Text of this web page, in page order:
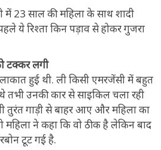
23 साल की महिला के साथ शादी
ये रिश्ता किन पड़ाव से होकर गुजरा
टक्कर लगी
हुई थी. ली किसी एमरजेंसी में बहुत
तभी उनकी कार से साइकिल चला रही
तुरंत गाड़ी से बाहर आए और महिला का
ने कहा कि वो ठीक है लेकिन बाद
टूट गई है.